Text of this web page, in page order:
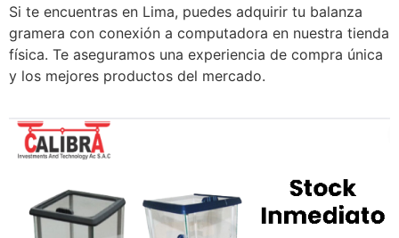
Si te encuentras en Lima, puedes adquirir tu balanza
gramera con conexión a computadora en nuestra tienda
física. Te aseguramos una experiencia de compra única
y los mejores productos del mercado.